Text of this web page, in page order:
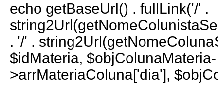
echo getBaseUrl() . fullLink('/' .
. '/' .
$idMateria, $objColunaMateria-
>arrMateriaColuna['dia'],